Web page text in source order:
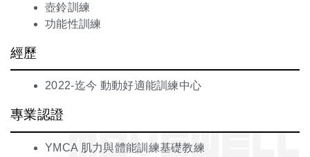
壺鈴訓練
功能性訓練
經歷
2022-迄今 動動好適能訓練中心
專業認證
YMCA 肌力與體能訓練基礎教練